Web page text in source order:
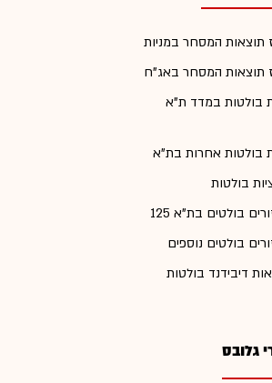
תוצאות המסחר במניות
תוצאות המסחר באג"ח
בולטות במדד ת"א
בולטות אחרות בת"א
בולטות
בולטים בת"א 125
בולטים נוספים
דיבידנד בולטות
גלובס